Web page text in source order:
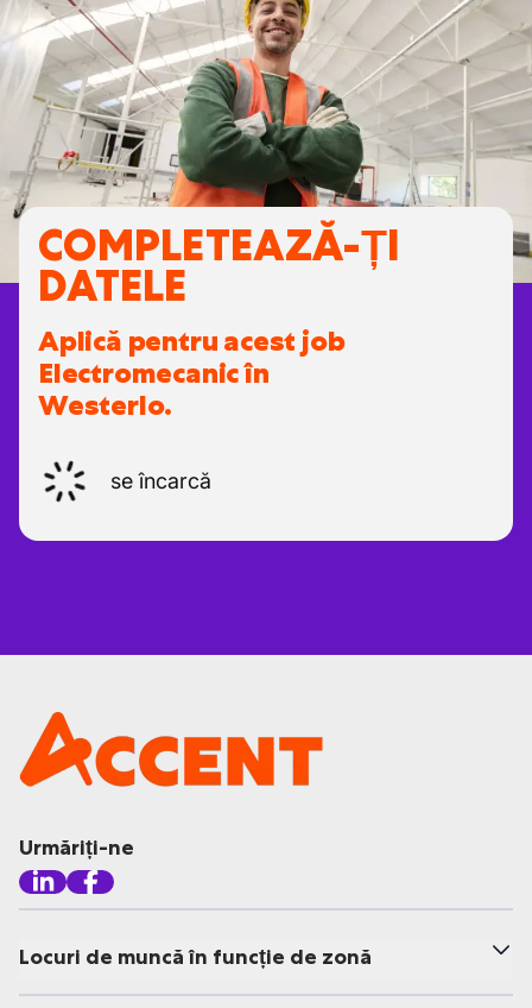
COMPLETEAZĂ-ȚI
DATELE
Aplică pentru acest job
Electromecanic în
Westerlo.
se încarcă
Urmăriți-ne
Locuri de muncă în funcție de zonă